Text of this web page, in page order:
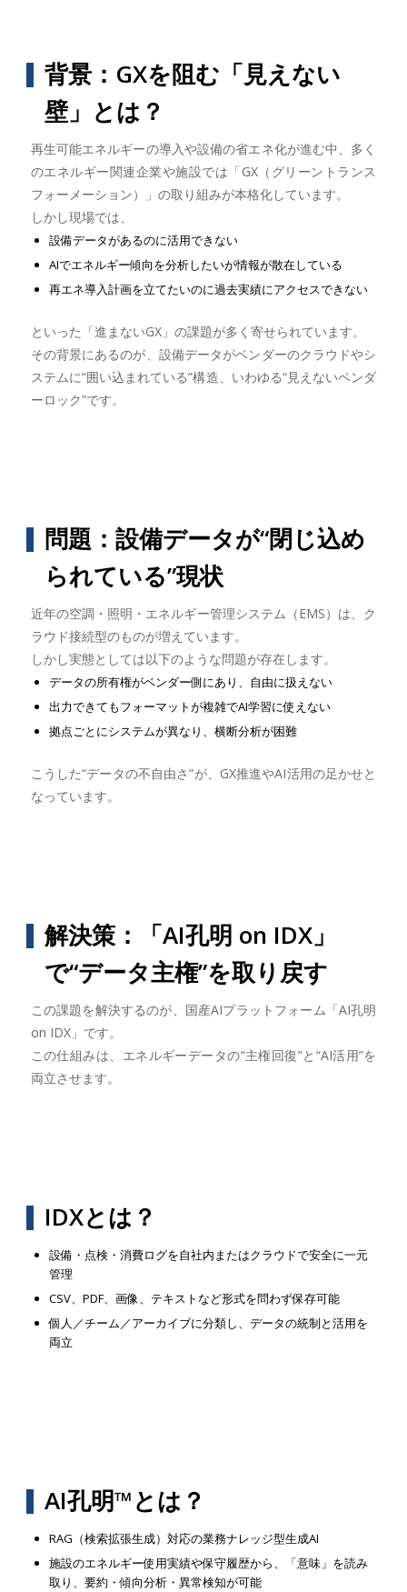
背景：GXを阻む「見えない
壁」とは？
再生可能エネルギーの導入や設備の省エネ化が進む中、多く
のエネルギー関連企業や施設では「GX（グリーントランス
フォーメーション）」の取り組みが本格化しています。
しかし現場では、
設備データがあるのに活用できない
AIでエネルギー傾向を分析したいが情報が散在している
再エネ導入計画を立てたいのに過去実績にアクセスできない
といった「進まないGX」の課題が多く寄せられています。
その背景にあるのが、設備データがベンダーのクラウドやシ
ステムに“囲い込まれている”構造、いわゆる“見えないベンダ
ーロック”です。
問題：設備データが“閉じ込め
られている”現状
近年の空調・照明・エネルギー管理システム（EMS）は、ク
ラウド接続型のものが増えています。
しかし実態としては以下のような問題が存在します。
データの所有権がベンダー側にあり、自由に扱えない
出力できてもフォーマットが複雑でAI学習に使えない
拠点ごとにシステムが異なり、横断分析が困難
こうした“データの不自由さ”が、GX推進やAI活用の足かせと
なっています。
解決策：「AI孔明 on IDX」
で“データ主権”を取り戻す
この課題を解決するのが、国産AIプラットフォーム「AI孔明
on IDX」です。
この仕組みは、エネルギーデータの“主権回復”と“AI活用”を
両立させます。
IDXとは？
設備・点検・消費ログを自社内またはクラウドで安全に一元
管理
CSV、PDF、画像、テキストなど形式を問わず保存可能
個人／チーム／アーカイブに分類し、データの統制と活用を
両立
AI孔明™とは？
RAG（検索拡張生成）対応の業務ナレッジ型生成AI
施設のエネルギー使用実績や保守履歴から、「意味」を読み
取り、要約・傾向分析・異常検知が可能